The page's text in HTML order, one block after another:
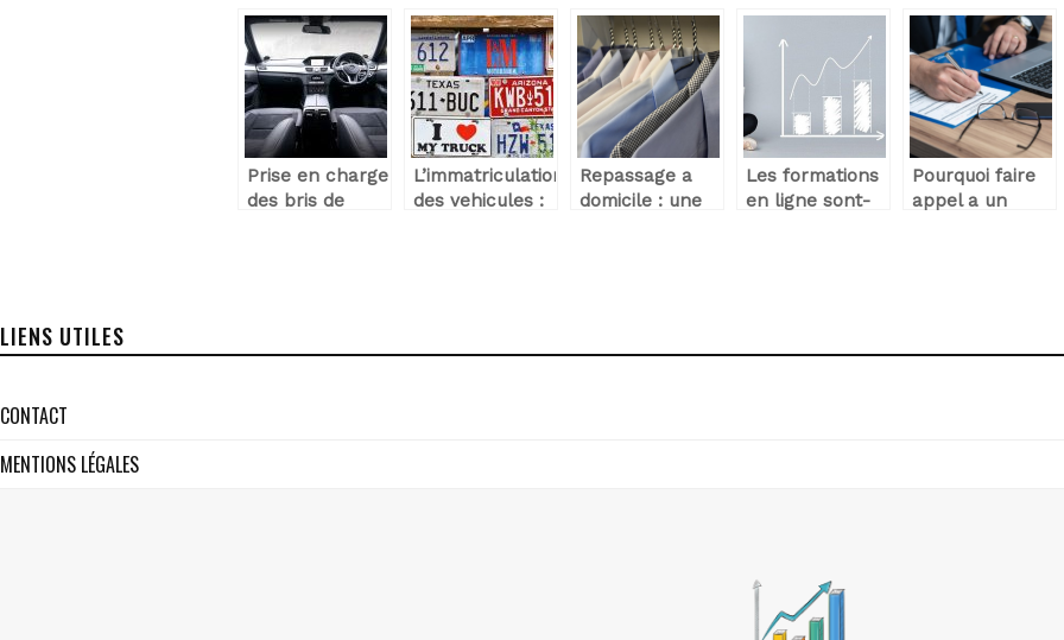
Prise en charge
des bris de
L’immatriculation
des vehicules :
Repassage a
domicile : une
Les formations
en ligne sont-
Pourquoi faire
appel a un
LIENS UTILES
CONTACT
MENTIONS LÉGALES